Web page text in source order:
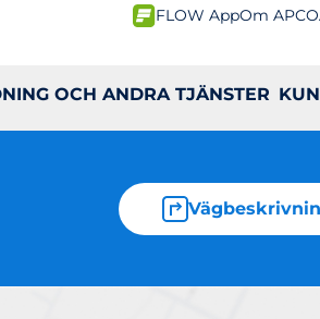
FLOW AppOm
OCH ANDRA TJÄNSTER